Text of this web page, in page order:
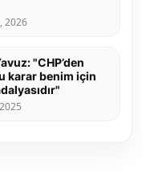
2026
"CHP’den
karar benim için